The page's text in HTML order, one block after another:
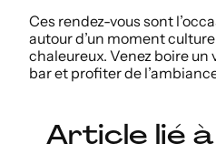
Ces rendez-vous sont
autour d’un moment
chaleureux. Venez boire
bar et profiter de
Article lié